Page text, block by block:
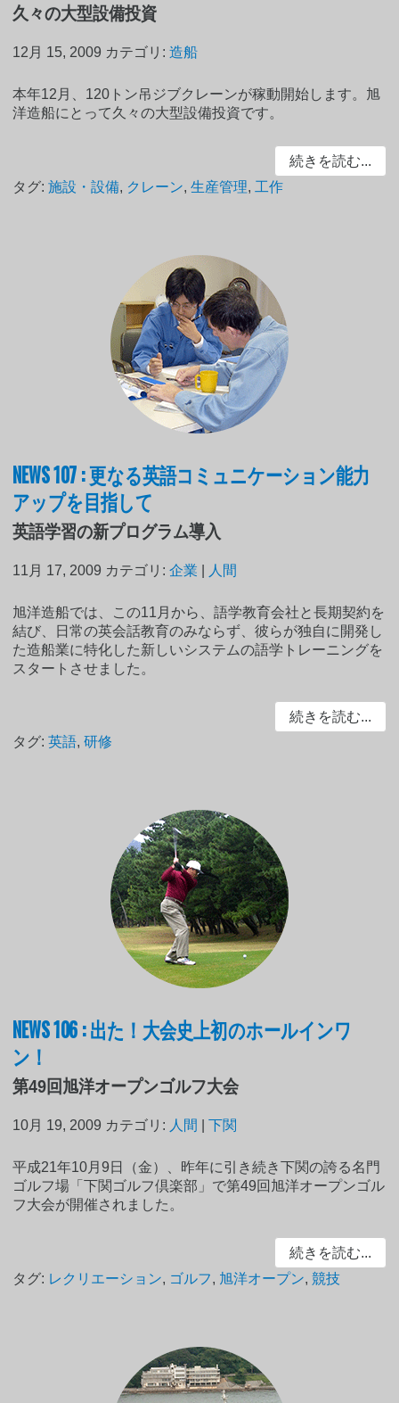
久々の大型設備投資
12月 15, 2009 カテゴリ:造船
本年12月、120トン吊ジブクレーンが稼動開始します。旭
洋造船にとって久々の大型設備投資です。
続きを読む...
タグ:施設・設備, クレーン,生産管理, 工作
NEWS 107 : 更なる英語コミュニケーション能力
アップを目指して
英語学習の新プログラム導入
11月 17, 2009 カテゴリ:企業 人間
旭洋造船では、この11月から、語学教育会社と長期契約を
結び、日常の英会話教育のみならず、彼らが独自に開発し
た造船業に特化した新しいシステムの語学トレーニングを
スタートさせました。
続きを読む...
タグ:英語,研修
NEWS 106 : 出た！大会史上初のホールインワ
ン！
第49回旭洋オープンゴルフ大会
10月 19, 2009 カテゴリ: 人間 |下関
平成21年10月9日（金）、昨年に引き続き下関の誇る名門
ゴルフ場「下関ゴルフ倶楽部」で第49回旭洋オープンゴル
フ大会が開催されました。
続きを読む...
タグ: レクリエーション, ゴルフ, 旭洋オープン,競技